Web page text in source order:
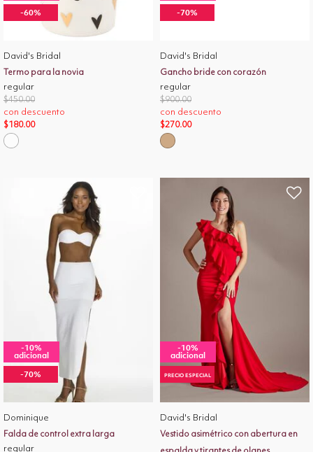
-60%
David's Bridal
Termo para la novia
regular
Price reduced from
$450.00to
con descuento
$180.00
-70%
David's Bridal
Gancho bride con corazón
regular
Price reduced from
$900.00to
con descuento
$270.00
-10%
adicional
-70%
Dominique
Falda de control extra larga
regular
-10%
adicional
PRECIO ESPECIAL
David's Bridal
Vestido asimétrico con abertura en